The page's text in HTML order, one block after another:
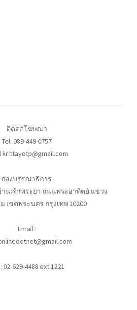
ติดต่อโฆษณา
Tel. 089-449-0757
krittayotp@gmail.com
กองบรรณาธิการ
นเจ้าพระยา ถนนพระอาทิตย์ แขวง
เขตพระนคร กรุงเทพ 10200
Email :
02-629-4488 ext 1221